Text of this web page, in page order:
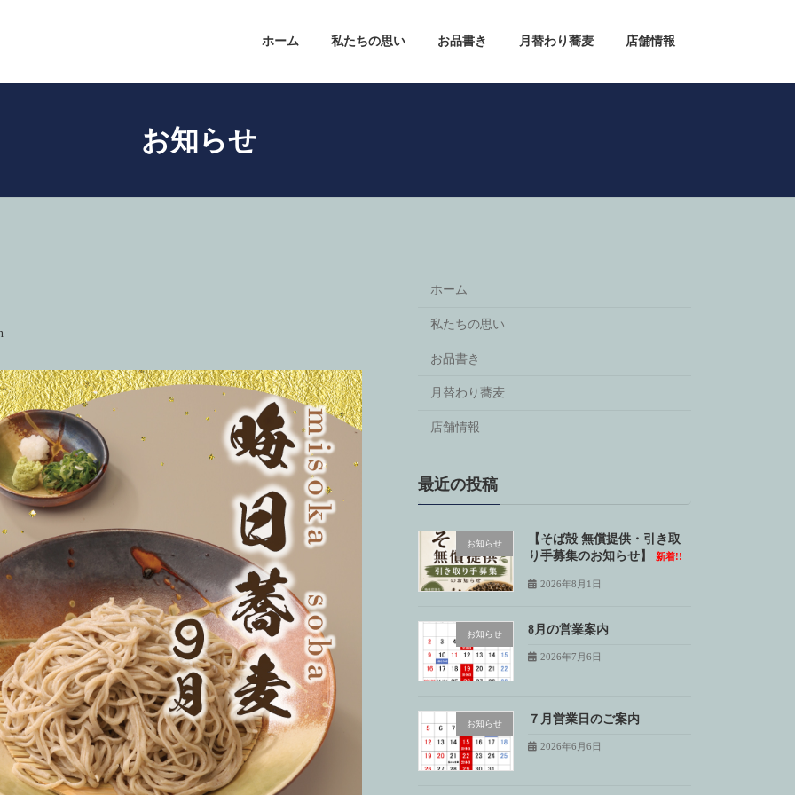
ホーム 私たちの思い お品書き 月替わり蕎麦 店舗情報
お知らせ
ホーム
私たちの思い
お品書き
月替わり蕎麦
店舗情報
最近の投稿
お知らせ
【そば殻 無償提供・引き取
り手募集のお知らせ】
新着!!
2026年8月1日
お知らせ 8月の営業案内
2026年7月6日
お知らせ ７月営業日のご案内
2026年6月6日